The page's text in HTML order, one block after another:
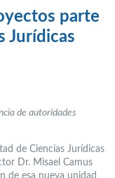
parte
Jurídicas
de autoridades
de Ciencias Jurídicas
Dr. Misael Camus
de esa nueva unidad